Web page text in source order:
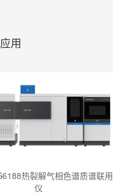
用
热裂解气相色谱质谱联用
仪